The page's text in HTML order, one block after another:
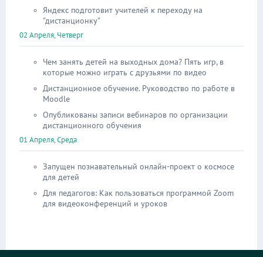
Яндекс подготовит учителей к переходу на
"дистанционку"
02 Апреля, Четверг
Чем занять детей на выходных дома? Пять игр, в
которые можно играть с друзьями по видео
Дистанционное обучение. Руководство по работе в
Moodle
Опубликованы записи вебинаров по организации
дистанционного обучения
01 Апреля, Среда
Запущен познавательный онлайн-проект о космосе
для детей
Для педагогов: Как пользоваться программой Zoom
для видеоконференций и уроков